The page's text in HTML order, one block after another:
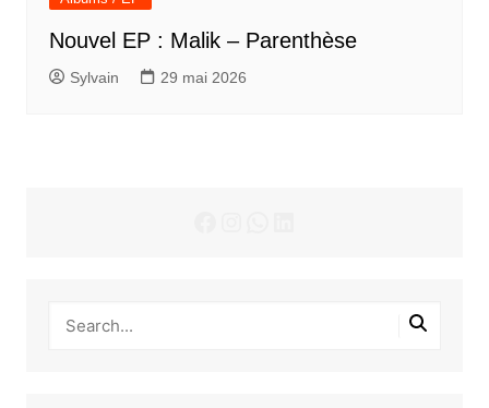
Nouvel EP : Malik – Parenthèse
Sylvain 29 mai 2026